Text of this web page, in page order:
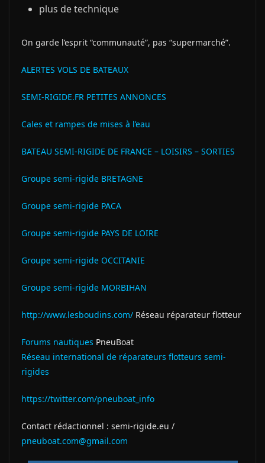
plus de technique
On garde l’esprit “communauté”, pas “supermarché”.
ALERTES VOLS DE BATEAUX
SEMI-RIGIDE.FR PETITES ANNONCES
Cales et rampes de mises à l’eau
BATEAU SEMI-RIGIDE DE FRANCE – LOISIRS – SORTIES
Groupe semi-rigide BRETAGNE
Groupe semi-rigide PACA
Groupe semi-rigide PAYS DE LOIRE
Groupe semi-rigide OCCITANIE
Groupe semi-rigide MORBIHAN
http://www.lesboudins.com/ Réseau réparateur flotteur
Forums nautiques PneuBoat
Réseau international de réparateurs flotteurs semi-
rigides
https://twitter.com/pneuboat_info
Contact rédactionnel : semi-rigide.eu /
pneuboat.com@gmail.com